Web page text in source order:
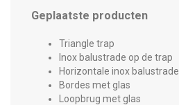
Geplaatste producten
Triangle trap
Inox balustrade op de trap
Horizontale inox balustrade
Bordes met glas
Loopbrug met glas